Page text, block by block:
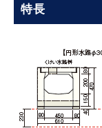
特長